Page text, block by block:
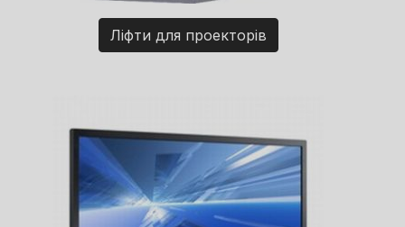
Ліфти для проекторів